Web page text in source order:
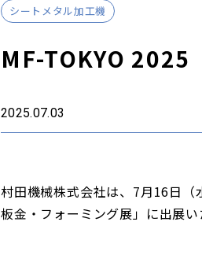
シートメタル加工機
MF-TOKYO
2025.07.03
村田機械株式会社は、7月16日
板金・フォーミング展」に出展い